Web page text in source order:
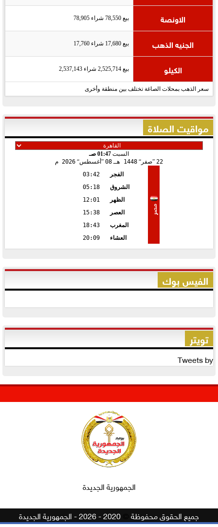
الاونصة بيع 78,550 شراء 78,905
الجنيه الذهب بيع 17,680 شراء 17,760
الكيلو بيع 2,525,714 شراء 2,537,143
سعر الذهب بمحلات الصاغة تختلف بين منطقة وأخرى
مواقيت الصلاة
السبت 01:47 صـ
22 صفر 1448 هـ 08 أغسطس 2026 م
مصر
الفجر
03:42
الشروق
05:18
الظهر
12:01
العصر
15:38
المغرب
18:43
العشاء
20:09
الفيس بوك
تويتر
Tweets by
الجمهورية الجديدة
جميع الحقوق محفوظة